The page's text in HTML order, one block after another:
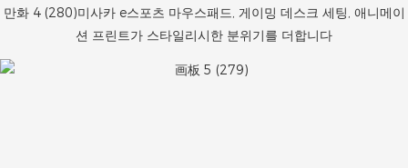
만화 4 (280)미사카 e스포츠 마우스패드, 게이밍 데스크 세팅, 애니메이
션 프린트가 스타일리시한 분위기를 더합니다